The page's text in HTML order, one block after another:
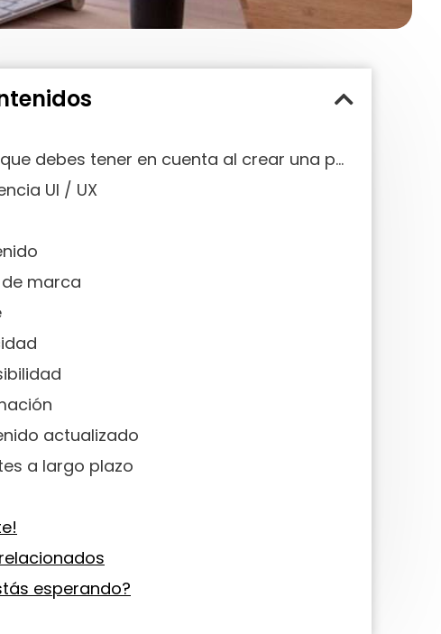
Aspectos que debes tener en cuenta al crear una página web para tu negocio
UI / UX
marca
actualizado
a largo plazo
esperando?